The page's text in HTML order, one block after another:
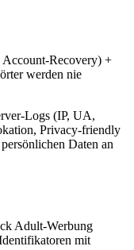
Recovery) +
werden nie
Logs (IP, UA,
Privacy-friendly
Daten an
Adult-Werbung
mit